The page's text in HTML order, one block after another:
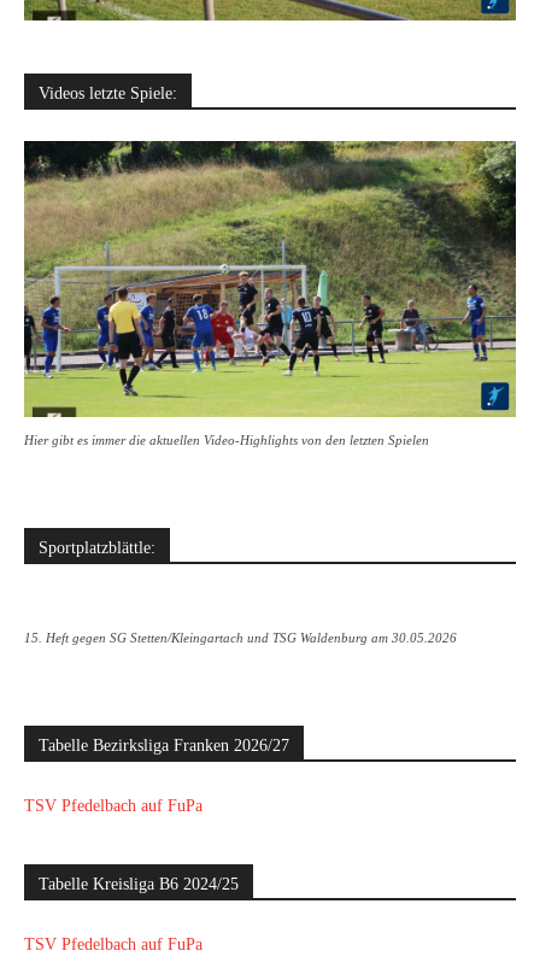
Videos letzte Spiele:
Hier gibt es immer die aktuellen Video-Highlights von den letzten Spielen
Sportplatzblättle:
15. Heft gegen SG Stetten/Kleingartach und TSG Waldenburg am 30.05.2026
Tabelle Bezirksliga Franken 2026/27
TSV Pfedelbach auf FuPa
Tabelle Kreisliga B6 2024/25
TSV Pfedelbach auf FuPa